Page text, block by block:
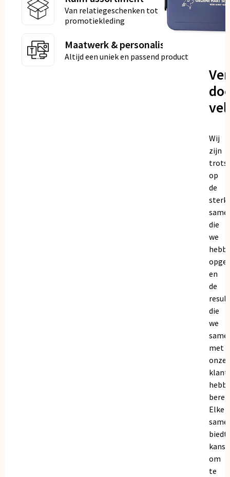
Van relatiegeschenken tot
promotiekleding
Maatwerk & personalisatie
Altijd een uniek en passend product
Wij
zijn
trots
op
de
die
we
en
de
die
we
met
onze
Elke
biedt
om
te